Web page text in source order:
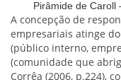
Pirâmide de Caroll
A concepção de
empresariais atinge
(público interno,
(comunidade que
Corrêa (2006, p.224),